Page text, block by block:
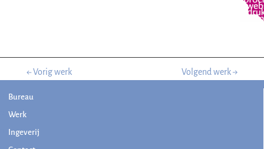
←Vorig werk Volgend werk→
Bureau
Werk
Ingeverij